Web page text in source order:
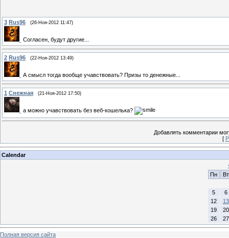
3 Rus96 (26-Ноя-2012 11:47)
Согласен, будут другие...
2 Rus96 (22-Ноя-2012 13:49)
А смысл тогда вообще учавствовать? Призы то денежные...
1 Снежная (21-Ноя-2012 17:50)
а можно учавствовать без веб-кошелька?
Добавлять комментарии
[
Calendar
Пн
Вт
5
6
12
13
19
20
26
27
Полная версия сайта